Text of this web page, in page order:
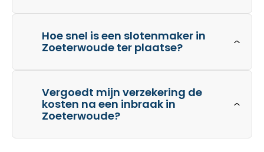
Hoe snel is een slotenmaker in
Zoeterwoude ter plaatse?
Vergoedt mijn verzekering de
kosten na een inbraak in
Zoeterwoude?